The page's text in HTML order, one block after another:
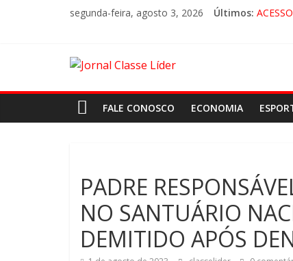
segunda-feira, agosto 3, 2026 Últimos:
FALE CONOSCO ECONOMIA
PADRE
NO SANTUÁRIO
DEMITIDO APÓS